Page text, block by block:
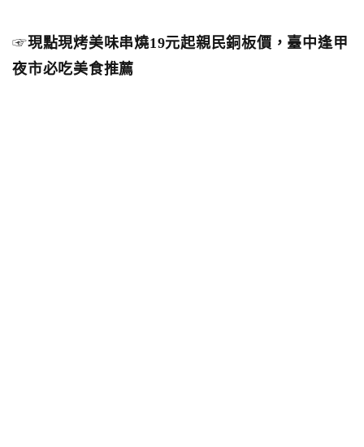
☞現點現烤美味串燒19元起親民銅板價，臺中逢甲
夜市必吃美食推薦